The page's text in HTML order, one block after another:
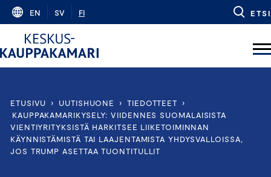
Skip
content
EN SV FI ETSI
ETUSIVU › UUTISHUONE › TIEDOTTEET
›
KAUPPAKAMARIKYSELY: VIIDENNES SUOMALAISISTA
VIENTIYRITYKSISTÄ HARKITSEE LIIKETOIMINNAN
KÄYNNISTÄMISTÄ TAI LAAJENTAMISTA YHDYSVALLOISSA,
JOS TRUMP ASETTAA TUONTITULLIT